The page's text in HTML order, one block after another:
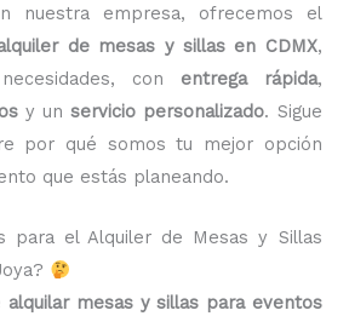
nuestra empresa, ofrecemos el
de mesas y sillas en CDMX,
con entrega rápida,
y unservicio personalizado. Sigue
por qué somos tu mejor opción
que estás planeando.
para el Alquiler de Mesas y Sillas
alquilar mesas y sillas para eventos